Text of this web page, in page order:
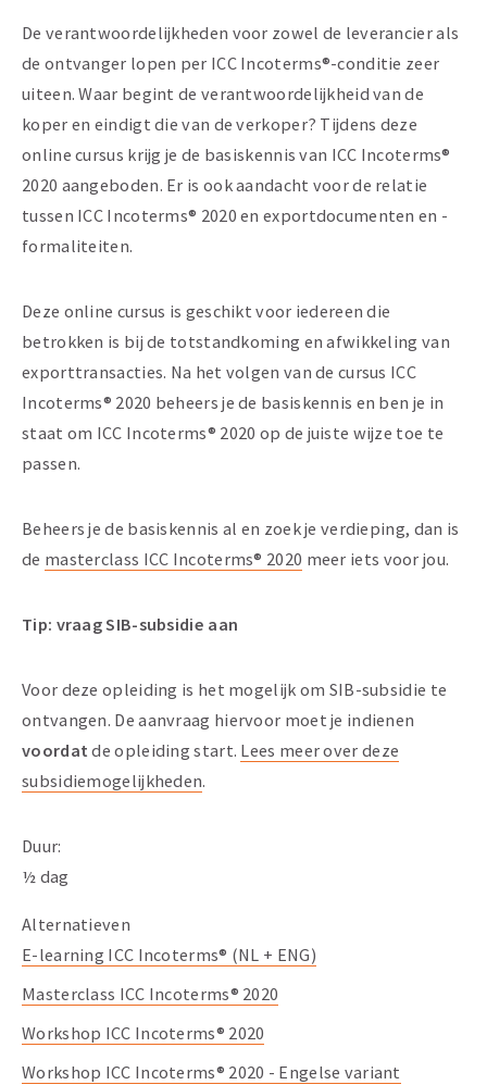
De verantwoordelijkheden voor zowel de leverancier als
de ontvanger lopen per ICC Incoterms®-conditie zeer
uiteen. Waar begint de verantwoordelijkheid van de
koper en eindigt die van de verkoper? Tijdens deze
online cursus krijg je de basiskennis van ICC Incoterms®
2020 aangeboden. Er is ook aandacht voor de relatie
tussen ICC Incoterms® 2020 en exportdocumenten en -
formaliteiten.
Deze online cursus is geschikt voor iedereen die
betrokken is bij de totstandkoming en afwikkeling van
exporttransacties. Na het volgen van de cursus ICC
Incoterms® 2020 beheers je de basiskennis en ben je in
staat om ICC Incoterms® 2020 op de juiste wijze toe te
passen.
Beheers je de basiskennis al en zoek je verdieping, dan is
de masterclass ICC Incoterms® 2020 meer iets voor jou.
Tip: vraag SIB-subsidie aan
Voor deze opleiding is het mogelijk om SIB-subsidie te
ontvangen. De aanvraag hiervoor moet je indienen
voordat de opleiding start. Lees meer over deze
subsidiemogelijkheden.
Duur:
½ dag
Alternatieven
E-learning ICC Incoterms® (NL + ENG)
Masterclass ICC Incoterms® 2020
Workshop ICC Incoterms® 2020
Workshop ICC Incoterms® 2020 - Engelse variant